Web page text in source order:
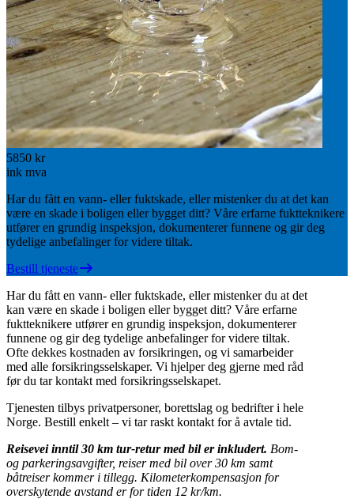
5850 kr
ink mva
Har du fått en vann- eller fuktskade, eller mistenker du at det kan
være en skade i boligen eller bygget ditt? Våre erfarne fuktteknikere
utfører en grundig inspeksjon, dokumenterer funnene og gir deg
tydelige anbefalinger for videre tiltak.
Bestill tjeneste
Har du fått en vann- eller fuktskade, eller mistenker du at det
kan være en skade i boligen eller bygget ditt? Våre erfarne
fuktteknikere utfører en grundig inspeksjon, dokumenterer
funnene og gir deg tydelige anbefalinger for videre tiltak.
Ofte dekkes kostnaden av forsikringen, og vi samarbeider
med alle forsikringsselskaper. Vi hjelper deg gjerne med råd
før du tar kontakt med forsikringsselskapet.
Tjenesten tilbys privatpersoner, borettslag og bedrifter i hele
Norge. Bestill enkelt – vi tar raskt kontakt for å avtale tid.
Reisevei inntil 30 km tur-retur med bil er inkludert. Bom-
og parkeringsavgifter, reiser med bil over 30 km samt
båtreiser kommer i tillegg. Kilometerkompensasjon for
overskytende avstand er for tiden 12 kr/km.